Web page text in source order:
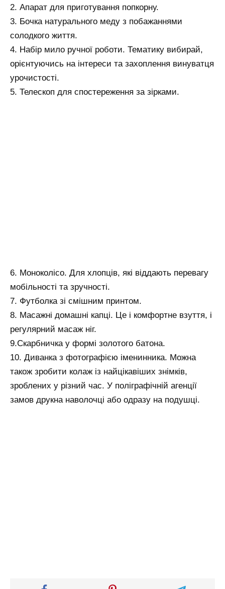
2. Апарат для приготування попкорну.
3. Бочка натурального меду з побажаннями
солодкого життя.
4. Набір мило ручної роботи. Тематику вибирай,
орієнтуючись на інтереси та захоплення винуватця
урочистості.
5. Телескоп для спостереження за зірками.
6. Моноколісо. Для хлопців, які віддають перевагу
мобільності та зручності.
7. Футболка зі смішним принтом.
8. Масажні домашні капці. Це і комфортне взуття, і
регулярний масаж ніг.
9.Скарбничка у формі золотого батона.
10. Диванка з фотографією іменинника. Можна
також зробити колаж із найцікавіших знімків,
зроблених у різний час. У поліграфічній агенції
замов друкна наволочці або одразу на подушці.